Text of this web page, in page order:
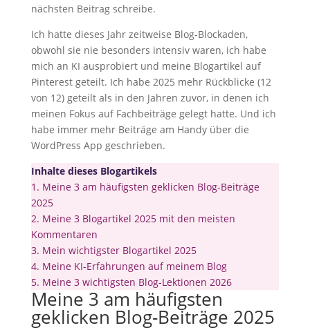
nächsten Beitrag schreibe.
Ich hatte dieses Jahr zeitweise Blog-Blockaden,
obwohl sie nie besonders intensiv waren, ich habe
mich an KI ausprobiert und meine Blogartikel auf
Pinterest geteilt. Ich habe 2025 mehr Rückblicke (12
von 12) geteilt als in den Jahren zuvor, in denen ich
meinen Fokus auf Fachbeiträge gelegt hatte. Und ich
habe immer mehr Beiträge am Handy über die
WordPress App geschrieben.
Inhalte dieses Blogartikels
1. Meine 3 am häufigsten geklicken Blog-Beiträge
2025
2. Meine 3 Blogartikel 2025 mit den meisten
Kommentaren
3. Mein wichtigster Blogartikel 2025
4. Meine KI-Erfahrungen auf meinem Blog
5. Meine 3 wichtigsten Blog-Lektionen 2026
Meine 3 am häufigsten
geklicken Blog-Beiträge 2025